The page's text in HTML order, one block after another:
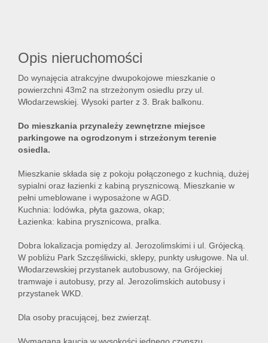
Opis nieruchomości
Do wynajęcia atrakcyjne dwupokojowe mieszkanie o
powierzchni 43m2 na strzeżonym osiedlu przy ul.
Włodarzewskiej. Wysoki parter z 3. Brak balkonu.
Do mieszkania przynależy zewnętrzne miejsce
parkingowe na ogrodzonym i strzeżonym terenie
osiedla.
Mieszkanie składa się z pokoju połączonego z kuchnią, dużej
sypialni oraz łazienki z kabiną prysznicową. Mieszkanie w
pełni umeblowane i wyposażone w AGD.
Kuchnia: lodówka, płyta gazowa, okap;
Łazienka: kabina prysznicowa, pralka.
Dobra lokalizacja pomiędzy al. Jerozolimskimi i ul. Grójecką.
W pobliżu Park Szczęśliwicki, sklepy, punkty usługowe. Na ul.
Włodarzewskiej przystanek autobusowy, na Grójeckiej
tramwaje i autobusy, przy al. Jerozolimskich autobusy i
przystanek WKD.
Dla osoby pracującej, bez zwierząt.